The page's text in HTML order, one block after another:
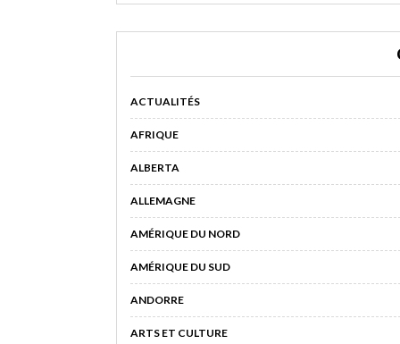
ACTUALITÉS
AFRIQUE
ALBERTA
ALLEMAGNE
AMÉRIQUE DU NORD
AMÉRIQUE DU SUD
ANDORRE
ARTS ET CULTURE